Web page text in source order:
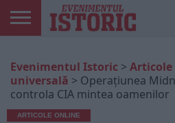
ONLINE
EDIȚII
TIPĂRITE
ISTORIC
PLAY
CONTUL
MEU
Evenimentul Istoric >
universală > Operațiunea
controla CIA mintea oamenilor
ARTICOLE ONLINE